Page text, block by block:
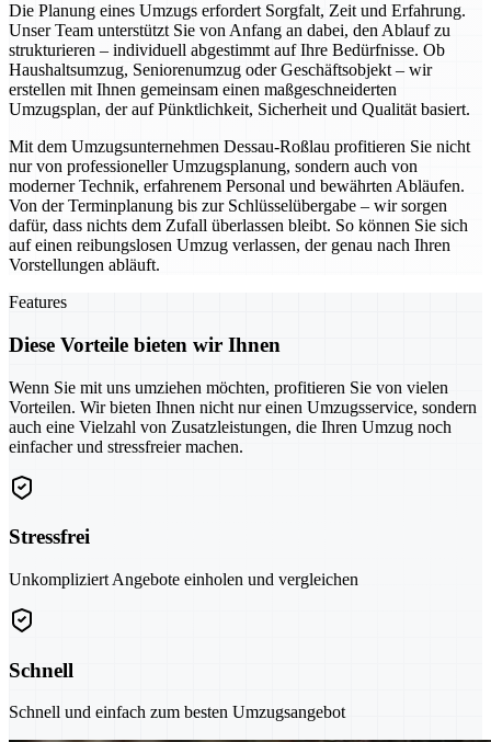
Die Planung eines Umzugs erfordert Sorgfalt, Zeit und Erfahrung.
Unser Team unterstützt Sie von Anfang an dabei, den Ablauf zu
strukturieren – individuell abgestimmt auf Ihre Bedürfnisse. Ob
Haushaltsumzug, Seniorenumzug oder Geschäftsobjekt – wir
erstellen mit Ihnen gemeinsam einen maßgeschneiderten
Umzugsplan, der auf Pünktlichkeit, Sicherheit und Qualität basiert.
Mit dem Umzugsunternehmen Dessau-Roßlau profitieren Sie nicht
nur von professioneller Umzugsplanung, sondern auch von
moderner Technik, erfahrenem Personal und bewährten Abläufen.
Von der Terminplanung bis zur Schlüsselübergabe – wir sorgen
dafür, dass nichts dem Zufall überlassen bleibt. So können Sie sich
auf einen reibungslosen Umzug verlassen, der genau nach Ihren
Vorstellungen abläuft.
Features
Diese Vorteile bieten wir Ihnen
Wenn Sie mit uns umziehen möchten, profitieren Sie von vielen
Vorteilen. Wir bieten Ihnen nicht nur einen Umzugsservice, sondern
auch eine Vielzahl von Zusatzleistungen, die Ihren Umzug noch
einfacher und stressfreier machen.
Stressfrei
Unkompliziert Angebote einholen und vergleichen
Schnell
Schnell und einfach zum besten Umzugsangebot